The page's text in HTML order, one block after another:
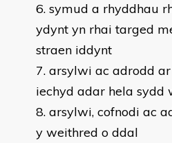
symud a rhyddhau
ydynt yn rhai targed
straen iddynt
arsylwi ac adrodd
iechyd adar hela sydd
arsylwi, cofnodi ac
y weithred o ddal